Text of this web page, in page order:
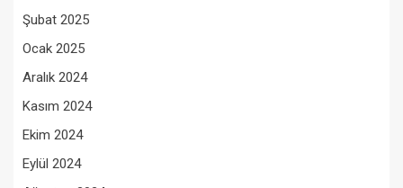
Şubat 2025
Ocak 2025
Aralık 2024
Kasım 2024
Ekim 2024
Eylül 2024